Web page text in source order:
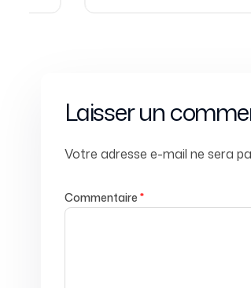
Laisser un
Votre adresse e-mail ne sera
Commentaire *